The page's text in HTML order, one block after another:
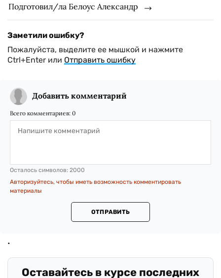
Подготовил/ла Белоус Александр
Заметили ошибку?
Пожалуйста, выделите ее мышкой и нажмите
Ctrl+Enter или Отправить ошибку
Добавить комментарий
Всего комментариев: 0
Осталось символов: 2000
Авторизуйтесь, чтобы иметь возможность комментировать
материалы
ОТПРАВИТЬ
Оставайтесь в курсе последних